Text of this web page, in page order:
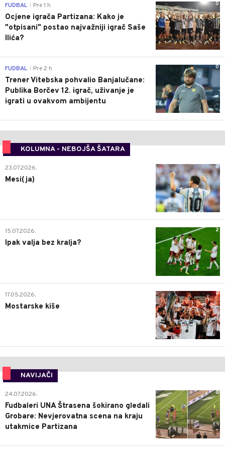
0
FUDBAL Pre 1 h
Ocjene igrača Partizana: Kako je
"otpisani" postao najvažniji igrač Saše
Ilića?
0
FUDBAL Pre 2 h
Trener Vitebska pohvalio Banjalučane:
Publika Borčev 12. igrač, uživanje je
igrati u ovakvom ambijentu
KOLUMNA - NEBOJŠA ŠATARA
0
23.07.2026.
Mesi(ja)
2
15.07.2026.
Ipak valja bez kralja?
0
17.05.2026.
Mostarske kiše
NAVIJAČI
0
24.07.2026.
Fudbaleri UNA Štrasena šokirano gledali
Grobare: Nevjerovatna scena na kraju
utakmice Partizana